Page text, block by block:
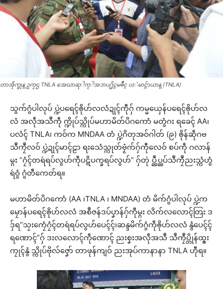
တာအိုက္ဖုန္ ဥကၠဌ TNLA အေဃာဆုႝကုႝအၥာပ႐ိုင္ဂမၜိဳင္ ပႜဲမာင္ဂ်ာယာန္ (TNLA)
သွက်ဂွံပါလုပ် ပ္ဍဲပရေၚ်ၜိုဟ်လလံဍုၚ်ကီုဂှ် ကမ္မယှေန်ပရေၚ်ၜိုဟ်လ
လံ အလဵုအသဳကဵု က္ဍိုပ်သ္ကိုပ်မဟာမိတ်ပိဂကောံ မတွံဂး ရခေၚ် AA၊
ပလံၚ် TNLA၊ ကဝ်က MNDAA တံ ပ္ဍဲဂိတုအဝ်ဂါတ် (၉) ၜိုန်ဆဵုဂဗ
သဳကၠဳလဝ် ပ္ဍဲဍုၚ်မာၚ်ဠာ ရးသေံသ္ကုတ်ဗၟံက်ဂှ်ကီုလေဝ် စပ်ကဵု ဂလာန်
မ္ဂး “ဂၠံၚ်တရဴရပ်လွဟ်ကဵုပဋိပက္ခရပ်လွဟ်” ဂှ်တုဲ ပ္ညဳပ္ညပ်သဳကၠဳညးသ္ကံဟွံ
ရဴဝွံ ဂွံတီကေတ်ရ။
မဟာမိတ်ပိဂကောံ (AA ၊TNLA ၊ MNDAA) တံ မိက်ဂွံပါလုပ် ပ္ဍဲက
မၠောန်ပရေၚ်ၜိုဟ်လလံ အစဳဇန်ဒပ်ပၞာန်ဂှ်ကီုမ္ဂး လိက်လလောၚ်တြး ဒ
ဒှ်ရ“သၠးကၠေံဂၠံၚ်တရဴရပ်လွဟ်ပေၚ်ၚ်၊ဆန္ဒမိက်ဂွံကဵုၜိုဟ်လလံ နွံပေၚ်ၚ်
ရဏောၚ်”ဂှ် ဒးလလောၚ်ကဵုဏောၚ် ညးစၞးအလဵုအသဳ သဳကၠဳပ္တိုန်ထ္ၜး
ကၠုၚ်နွံ သ္ကိုပ်ဗိုလ်ဇၞော် တာဖုန်ကျဝ် ညးအုပ်ကာနာနာ TNLA ဟီုရ။